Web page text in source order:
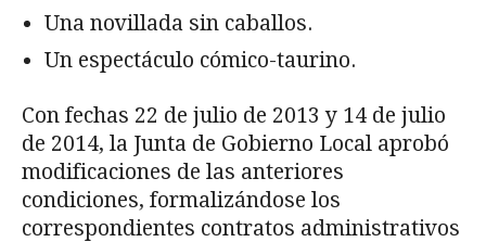
Una novillada sin caballos.
Un espectáculo cómico-taurino.
Con fechas 22 de julio de 2013 y 14 de julio
de 2014, la Junta de Gobierno Local aprobó
modificaciones de las anteriores
condiciones, formalizándose los
correspondientes contratos administrativos